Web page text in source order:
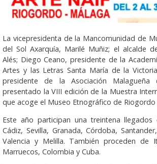
La vicepresidenta de la Mancomunidad de
del Sol Axarquía, Marilé Muñiz; el alcalde
Alés; Diego Ceano, presidente de la
Artes y las Letras Santa María de la
presidente de la Asociación
presentado la VIII edición de la Muestra
que acoge el Museo Etnográfico de Riogordo
Este año participan una treintena llegados
Cádiz, Sevilla, Granada, Córdoba,
Valencia y Melilla. También proceden de
Marruecos, Colombia y Cuba.